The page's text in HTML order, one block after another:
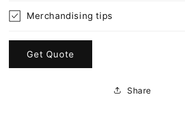
Merchandising tips
Get Quote
Share